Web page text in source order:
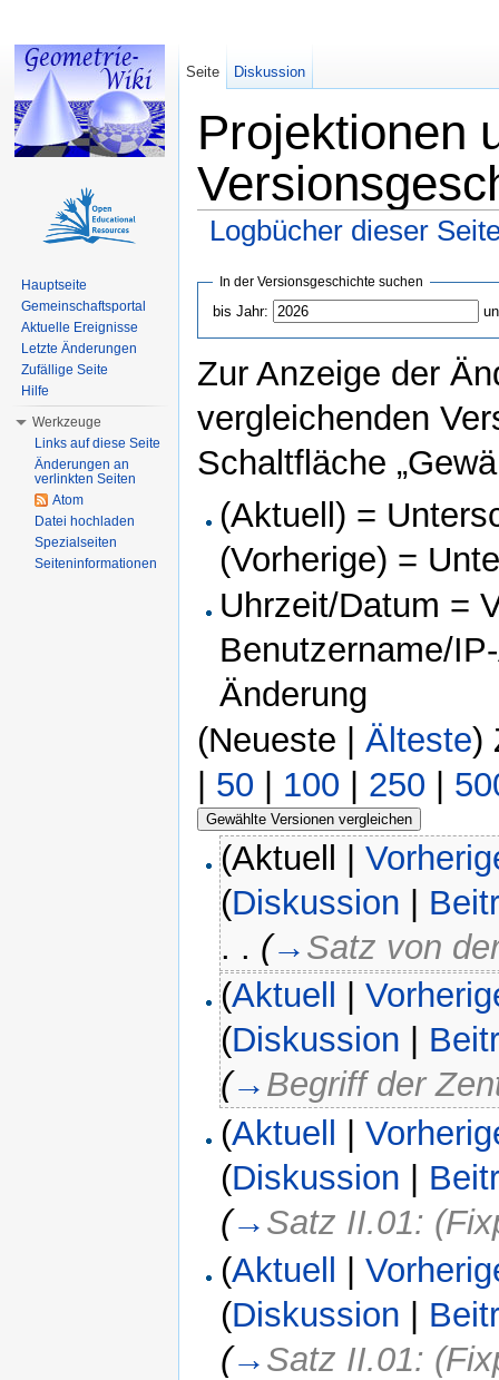
Projektionen
Logbücher dieser
In der Versionsgeschichte suchen
bis Jahr:
Zur Anzeige der
vergleichenden
Schaltfläche
(Aktuell) =
(Vorherige) =
Uhrzeit/Datum =
Benutzername/
Änderung
(Neueste | Älteste)
50 100 250
(Aktuell |
(Diskussion
. . (→ Satz von
(Aktuell |
(Diskussion
(→ Begriff der
(Aktuell |
(Diskussion |
(→ Satz II.01:
(Aktuell |
(Diskussion
(→ Satz II.01:
Seite Diskussion
Hauptseite
Gemeinschaftsportal
Aktuelle Ereignisse
Letzte Änderungen
Zufällige Seite
Hilfe
Werkzeuge
Links auf diese Seite
Änderungen an
verlinkten Seiten
Atom
Datei hochladen
Spezialseiten
Seiteninformationen